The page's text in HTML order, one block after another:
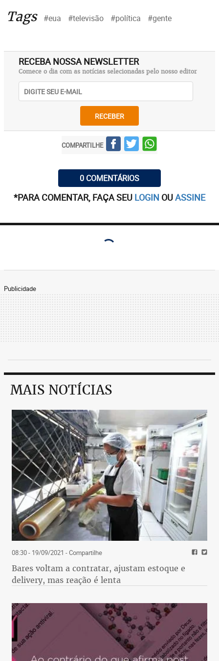
Tags #eua #televisão #política #gente
RECEBA NOSSA NEWSLETTER
Comece o dia com as notícias selecionadas pelo nosso editor
RECEBER
COMPARTILHE
0 COMENTÁRIOS
*PARA COMENTAR, FAÇA SEU LOGIN OUASSINE
Publicidade
MAIS NOTÍCIAS
08:30 - 19/09/2021 - Compartilhe
Bares voltam a contratar, ajustam estoque e
delivery, mas reação é lenta